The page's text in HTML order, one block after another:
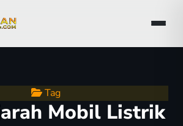
Tag
Mobil Listrik